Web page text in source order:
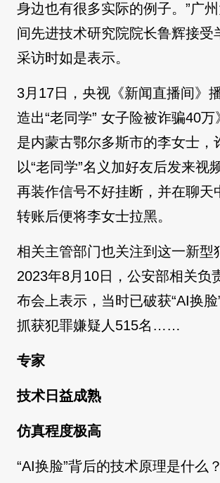
身边也有很多实际的例子。”广
间先进技术研究院院长鲁辉接受
采访时如是表示。
3月17日，央视《新闻直播间》
造出“老同学” 女子险被诈骗40
是内蒙古鄂尔多斯市的李女士，
以“老同学”名义加好友后发来视
再装作信号不好挂断，并在聊天
转账后便将李女士拉黑。
相关主管部门也关注到这一新型
2023年8月10日，公安部相关负
布会上表示，当时已破获“AI换脸
抓获犯罪嫌疑人515名……
专家
技术日益成熟
仿真程度极高
“AI换脸”背后的技术原理是什么？